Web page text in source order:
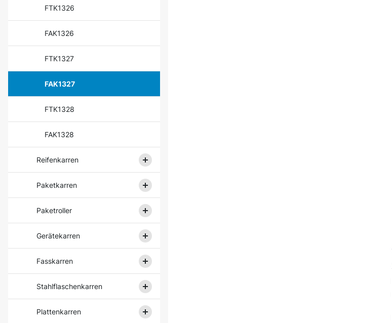
FTK1326
FAK1326
FTK1327
FAK1327
FTK1328
FAK1328
Reifenkarren
Paketkarren
Paketroller
Gerätekarren
Fasskarren
Stahlflaschenkarren
Plattenkarren